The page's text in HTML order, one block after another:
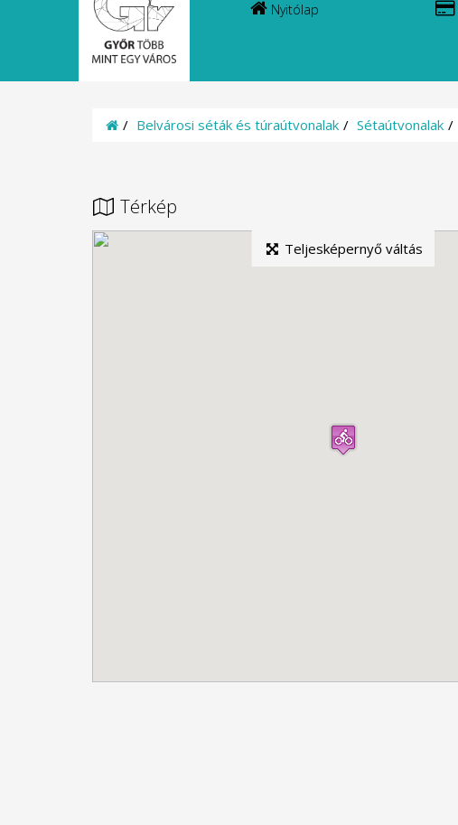
Nyitólap
Kezdőoldal
Belvárosi séták és túraútvonalak Sétaútvonalak
Térkép
Teljesképernyő váltás